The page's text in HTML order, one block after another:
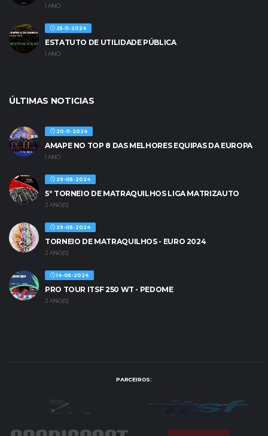
1 ANO
25-11-2024
ESTATUTO DE UTILIDADE PÚBLICA
1 ANO
ÚLTIMAS NOTICIAS
20-11-2024
AMAPE NO TOP 8 DAS MELHORES EQUIPAS DA EUROPA
1 ANO
29-05-2024
5º TORNEIO DE MATRAQUILHOS LIGA MATRIZAUTO
2 ANO(S)
29-05-2024
TORNEIO DE MATRAQUILHOS - EURO 2024
2 ANO(S)
14-05-2024
PRO TOUR ITSF 250 WT - PEDOME
2 ANO(S)
PARCEIROS: